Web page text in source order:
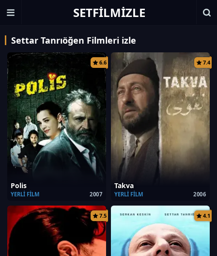
SETFILMIZLE
Settar Tanrıöğen Filmleri izle
6.6
Polis
2007
YERLI FILM
7.4
Takva
2006
YERLI FILM
7.5 4.1